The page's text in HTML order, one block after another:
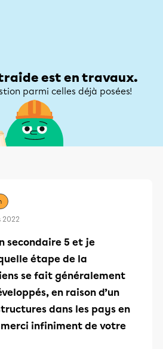
est en travaux.
parmi celles déjà posées!
2022
secondaire 5 et je
étape de la
se fait généralement
en raison d’un
dans les pays en
infiniment de votre